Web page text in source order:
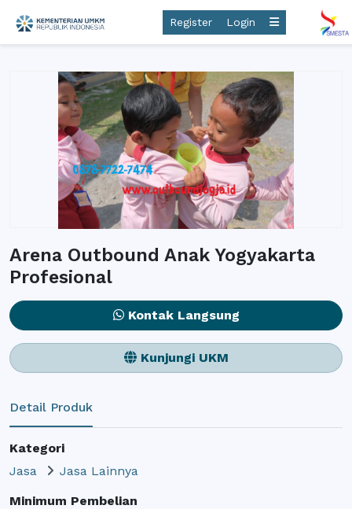
Register Login
Arena Outbound Anak Yogyakarta
Profesional
Kontak Langsung
Kunjungi UKM
Detail Produk
Kategori
Jasa
Jasa Lainnya
Minimum Pembelian